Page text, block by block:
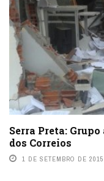
Serra Preta:
dos Correios
1 DE SETEMBRO DE 2015